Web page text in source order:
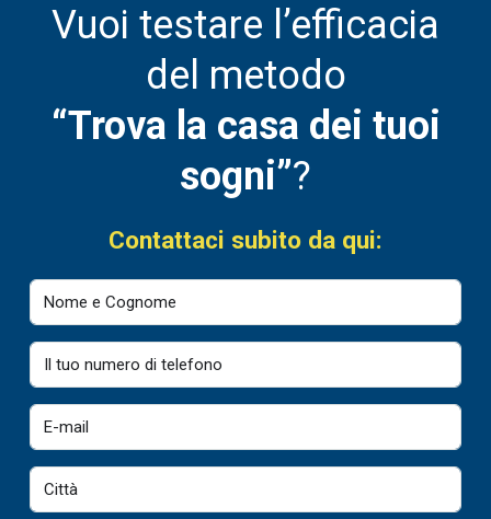
Vuoi testare l’efficacia
del metodo
“Trova la casa dei tuoi
sogni”?
Contattaci subito da qui: